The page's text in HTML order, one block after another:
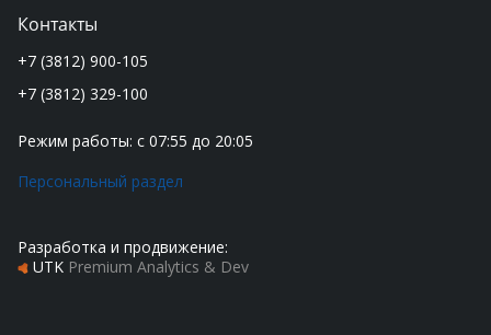
Контакты
+7 (3812) 900-105
+7 (3812) 329-100
Режим работы: с 07:55 до 20:05
Персональный раздел
Разработка и продвижение:
UTK Premium Analytics & Dev